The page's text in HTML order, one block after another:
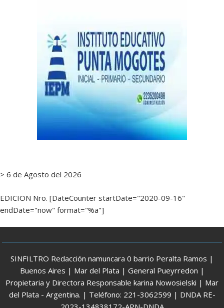
> 6 de Agosto del 2026
EDICION Nro. [DateCounter startDate="2020-09-16"
endDate="now" format="%a"]
SINFILTRO Redacción namuncara 0 barrio Peralta Ramos |
Buenos Aires | Mar del Plata | General Pueyrredon |
Propietaria y Directora Responsable karina Nowosielski | Mar
del Plata - Argentina. | Teléfono: 221-3062599 | DNDA RE-